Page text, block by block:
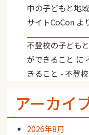
中の子どもと地
サイトCoCon よ
不登校の子ども
ができること に
きること - 不登
アーカイ
2026年8月